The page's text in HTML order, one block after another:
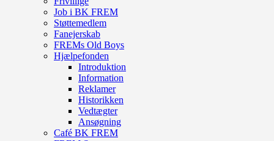
Job i BK FREM
Støttemedlem
Fanejerskab
FREMs Old Boys
Hjælpefonden
Introduktion
Information
Reklamer
Historikken
Vedtægter
Ansøgning
Café BK FREM